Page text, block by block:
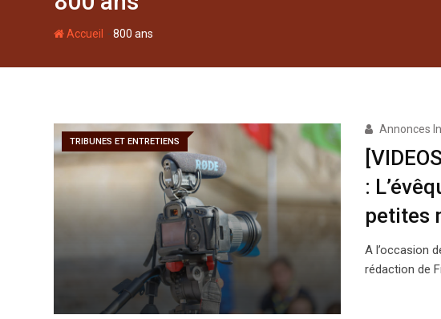
t
Accueil -800 ans
TRIBUNES ET ENTRETIENS
Annonces
:
petites
A l’occasion
rédaction de